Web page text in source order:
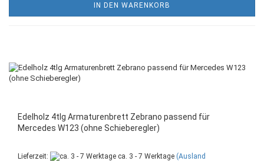
IN DEN WARENKORB
Edelholz 4tlg Armaturenbrett Zebrano passend für
Mercedes W123 (ohne Schieberegler)
Lieferzeit: ca. 3 - 7 Werktage (Ausland